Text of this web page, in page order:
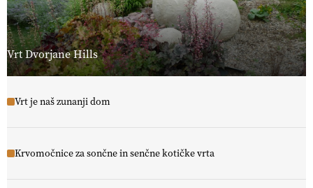
Vrt Dvorjane Hills
Vrt je naš zunanji dom
Krvomočnice za sončne in senčne kotičke vrta